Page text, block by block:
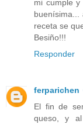
mi cumple y
buenísima...
receta se
Besiño!!!
Responder
ferparichen
El fin de
queso, y